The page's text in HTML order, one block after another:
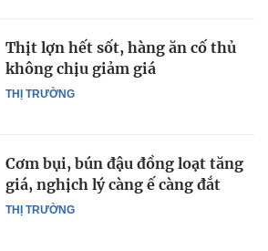
THỊ TRƯỜNG
Thịt lợn hết sốt, hàng ăn cố thủ
không chịu giảm giá
THỊ TRƯỜNG
Cơm bụi, bún đậu đồng loạt tăng
giá, nghịch lý càng ế càng đắt